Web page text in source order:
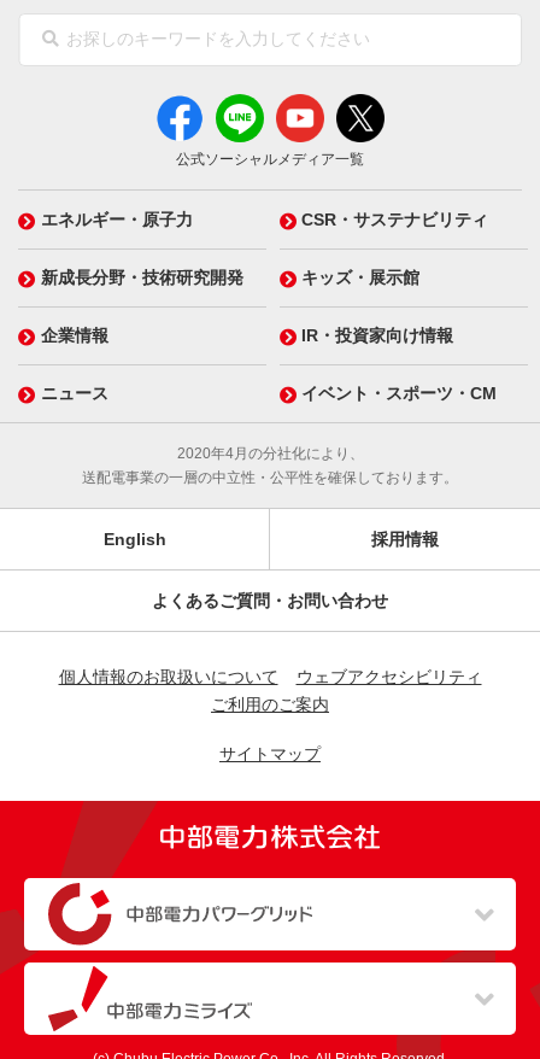
公式ソーシャルメディア一覧
エネルギー・原子力 CSR・サステナビリティ
新成長分野・技術研究開発 キッズ・展示館
企業情報 IR・投資家向け情報
ニュース イベント・スポーツ・CM
2020年4月の分社化により、
送配電事業の一層の中立性・公平性を確保しております。
English 採用情報
よくあるご質問・お問い合わせ
個人情報のお取扱いについて
ウェブアクセシビリティ
ご利用のご案内
サイトマップ
（新しいウィンドウを開きます）
（新しいウィンドウを開きます）